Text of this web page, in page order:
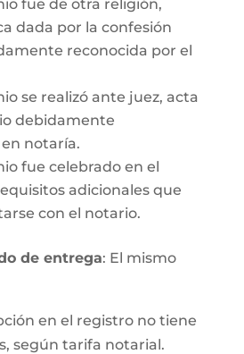
fue de otra religión,
dada por la confesión
reconocida por el
se realizó ante juez, acta
debidamente
notaría.
fue celebrado en el
adicionales que
con el notario.
de entrega: El mismo
en el registro no tiene
según tarifa notarial.